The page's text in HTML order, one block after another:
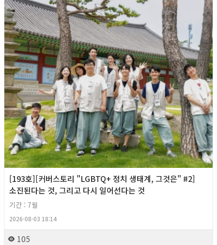
[193호][커버스토리 "LGBTQ+ 정치 생태계, 그것은" #2]
소진된다는 것, 그리고 다시 일어선다는 것
기간 : 7월
2026-08-03 18:14
105